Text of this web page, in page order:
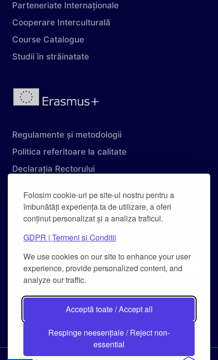
Folosim cookie-uri pe site-ul nostru pentru a
îmbunătăți experiența ta de utilizare, a oferi
conținut personalizat și a analiza traficul.
GDPR | Termeni si Conditii
We use cookies on our site to enhance your user
experience, provide personalized content, and
analyze our traffic.
Acceptă toate / Accept all
Respinge neesențiale / Reject non-
essential
Parteneriate Internaționale
Cooperare Interculturală
Course Catalogue
Studii în străinatate
Regulamente și metodologii
Politica referitoare la calitate
Declarația Rectorului
Carta Universității
Combaterea hărțuirii pe criteriu de sex și a
hărțuirii morale